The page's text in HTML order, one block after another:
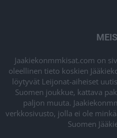
Jaakiekonmmkisat.com on
oleellinen tieto koskien
löytyvät Leijonat-aiheiset
Suomen joukkue, kattava
paljon muuta.
verkkosivusto, jolla ei ole
Suomen